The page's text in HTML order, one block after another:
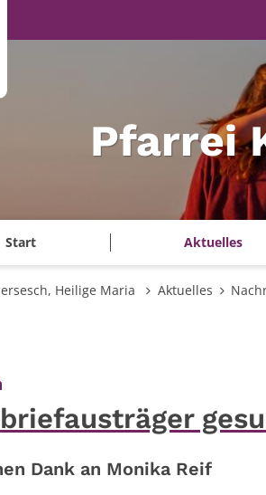
Pfarrei
Start Aktuelles
Heilige Maria Aktuelles
Dank an Monika Reif